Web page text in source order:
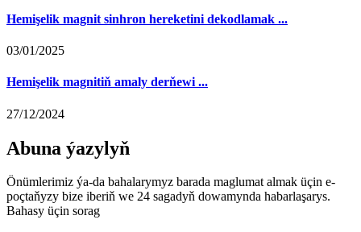
Hemişelik magnit sinhron hereketini dekodlamak ...
03/01/2025
Hemişelik magnitiň amaly derňewi ...
27/12/2024
Abuna ýazylyň
Önümlerimiz ýa-da bahalarymyz barada maglumat almak üçin e-
poçtaňyzy bize iberiň we 24 sagadyň dowamynda habarlaşarys.
Bahasy üçin sorag